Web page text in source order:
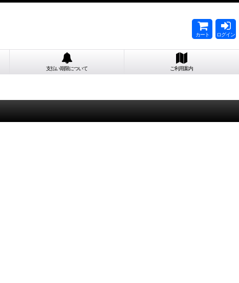
カート ログイン
支払い期限について ご利用案内